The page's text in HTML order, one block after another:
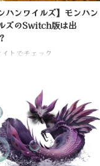
ハンワイルズ】モンハン
ズのSwitch版は出
トでチェック